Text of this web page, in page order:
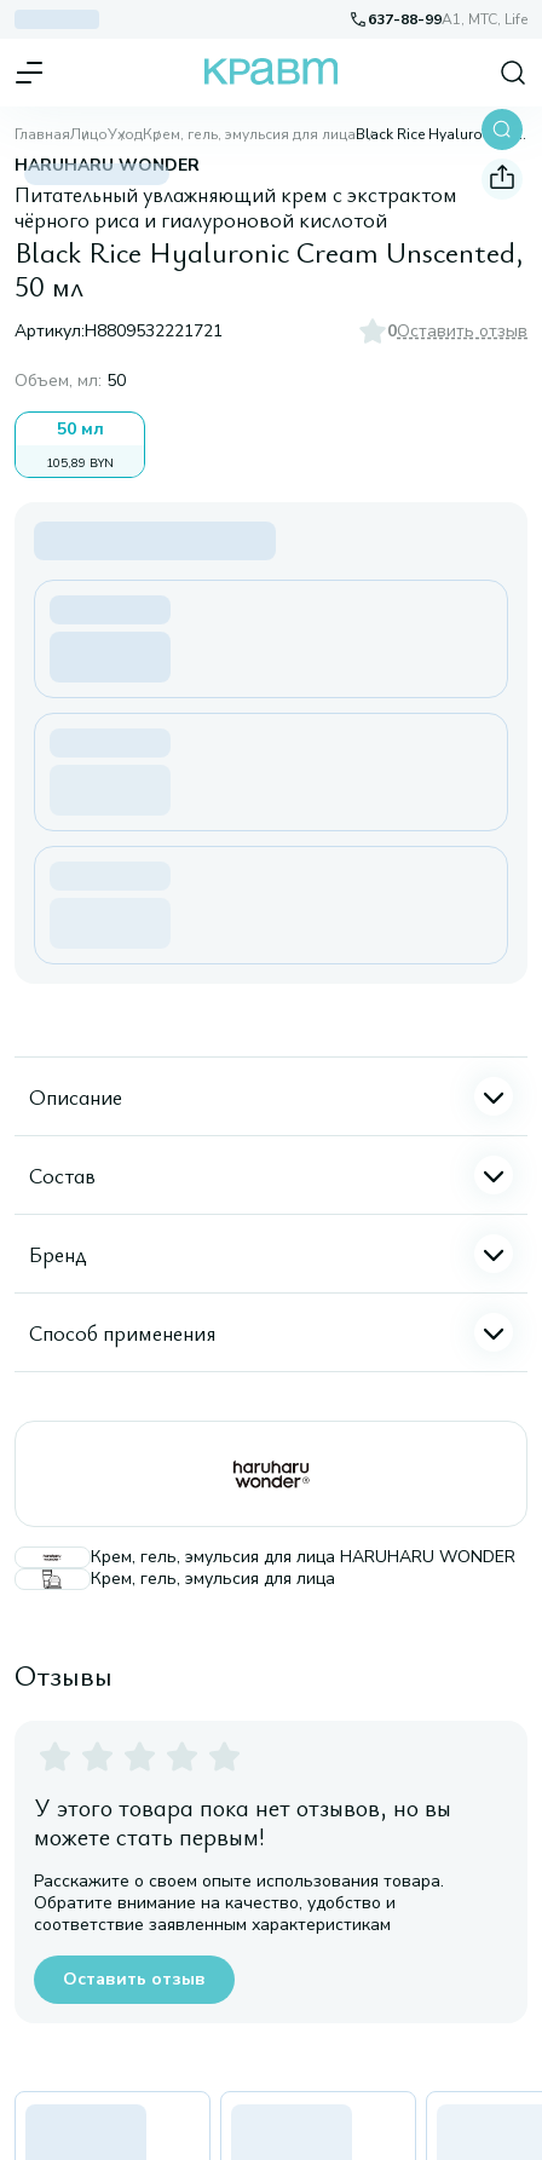
637-88-99A1, МТС, Life
ГлавнаяЛицоУходКрем, гель, эмульсия для лица Black Rice Hyaluronic Cream Unscented, 50 мл
HARUHARU WONDER
Питательный увлажняющий крем с экстрактом
чёрного риса и гиалуроновой кислотой
Black Rice Hyaluronic Cream Unscented,
50 мл
Артикул:H8809532221721 0Оставить отзыв
Объем, мл: 50
50 мл
105,89 BYN
Описание
Состав
Бренд
Способ применения
Крем, гель, эмульсия для лица HARUHARU WONDER
Крем, гель, эмульсия для лица
Отзывы
У этого товара пока нет отзывов, но вы
можете стать первым!
Расскажите о своем опыте использования товара.
Обратите внимание на качество, удобство и
соответствие заявленным характеристикам
Оставить отзыв